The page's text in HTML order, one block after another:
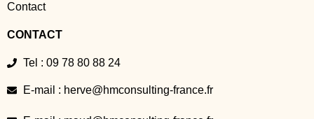
Contact
CONTACT
Tel : 09 78 80 88 24
E-mail : herve@hmconsulting-france.fr